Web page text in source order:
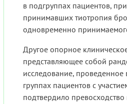
в подгруппах пациентов,
принимавших тиотропия
одновременно
Другое опорное
представляющее собой
исследование, проведенное
группах пациентов с
подтвердило превосходство